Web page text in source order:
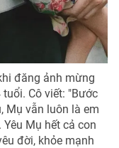
đăng ảnh mừng
Cô viết: "Bước
Mụ vẫn luôn là em
Mụ hết cả con
đời, khỏe mạnh